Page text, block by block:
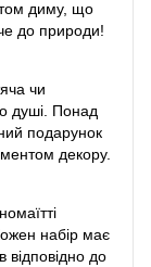
диму, що
до природи!
чи
душі. Понад
подарунок
декору.
набір має
відповідно до